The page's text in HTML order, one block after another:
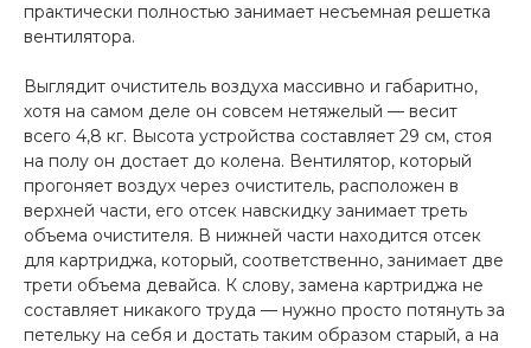
практически полностью занимает несъемная решетка
вентилятора.
Выглядит очиститель воздуха массивно и габаритно,
хотя на самом деле он совсем нетяжелый — весит
всего 4,8 кг. Высота устройства составляет 29 см, стоя
на полу он достает до колена. Вентилятор, который
прогоняет воздух через очиститель, расположен в
верхней части, его отсек навскидку занимает треть
объема очистителя. В нижней части находится отсек
для картриджа, который, соответственно, занимает две
трети объема девайса. К слову, замена картриджа не
составляет никакого труда — нужно просто потянуть за
петельку на себя и достать таким образом старый, а на